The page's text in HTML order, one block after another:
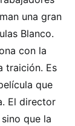
una gran
Blanco.
con la
traición. Es
que
El director
que la